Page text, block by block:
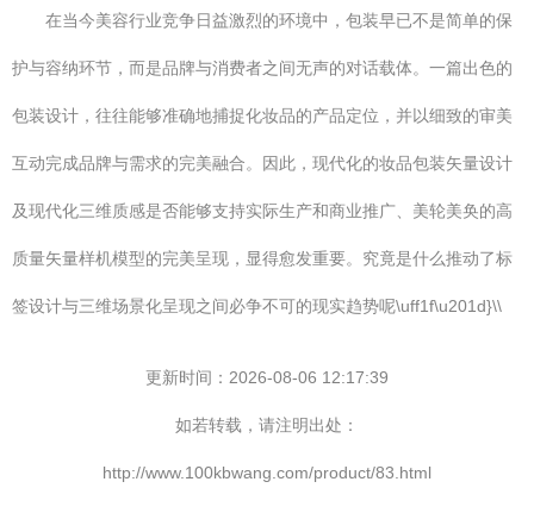
在当今美容行业竞争日益激烈的环境中，包装早已不是简单的保
护与容纳环节，而是品牌与消费者之间无声的对话载体。一篇出色的
包装设计，往往能够准确地捕捉化妆品的产品定位，并以细致的审美
互动完成品牌与需求的完美融合。因此，现代化的妆品包装矢量设计
及现代化三维质感是否能够支持实际生产和商业推广、美轮美奂的高
质量矢量样机模型的完美呈现，显得愈发重要。究竟是什么推动了标
签设计与三维场景化呈现之间必争不可的现实趋势呢\uff1f\u201d}\\
更新时间：2026-08-06 12:17:39
如若转载，请注明出处：
http://www.100kbwang.com/product/83.html